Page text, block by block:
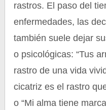
rastros. El paso del
enfermedades, las
también suele dejar
o psicológicas: “Tus
rastro de una vida
cicatriz es el rastro
o “Mi alma tiene